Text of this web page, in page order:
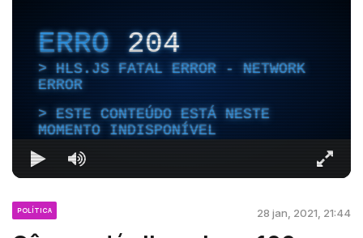
ERRO204
HLS.JS FATAL ERROR - NETWORK
ERROR
ESTE CONTEÚDO ESTÁ NESTE
MOMENTO INDISPONÍVEL
POLÍTICA 28 jan, 2021, 21:44